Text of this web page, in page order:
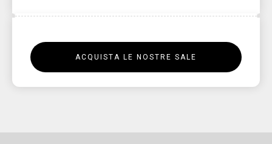
ACQUISTA LE NOSTRE SALE